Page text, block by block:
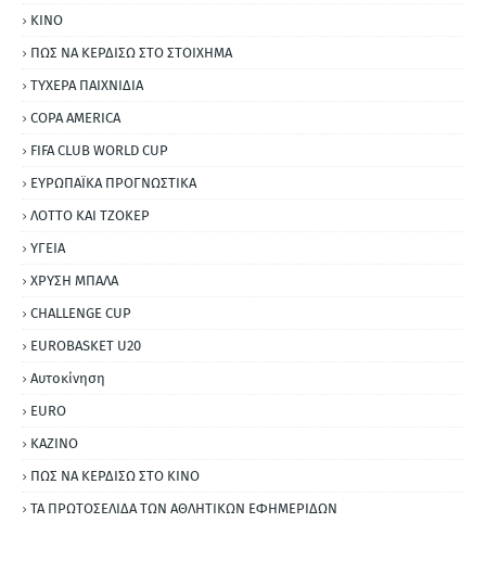
ΚΙΝΟ
ΠΩΣ ΝΑ ΚΕΡΔΙΣΩ ΣΤΟ ΣΤΟΙΧΗΜΑ
ΤΥΧΕΡΑ ΠΑΙΧΝΙΔΙΑ
COPA AMERICA
FIFA CLUB WORLD CUP
ΕΥΡΩΠΑΪΚΑ ΠΡΟΓΝΩΣΤΙΚΑ
ΛΟΤΤΟ ΚΑΙ ΤΖΟΚΕΡ
ΥΓΕΙΑ
ΧΡΥΣΗ ΜΠΑΛΑ
CHALLENGE CUP
EUROBASKET U20
Αυτοκίνηση
ΕURO
ΚΑΖΙΝΟ
ΠΩΣ ΝΑ ΚΕΡΔΙΣΩ ΣΤΟ ΚΙΝΟ
ΤΑ ΠΡΩΤΟΣΕΛΙΔΑ ΤΩΝ ΑΘΛΗΤΙΚΩΝ ΕΦΗΜΕΡΙΔΩΝ